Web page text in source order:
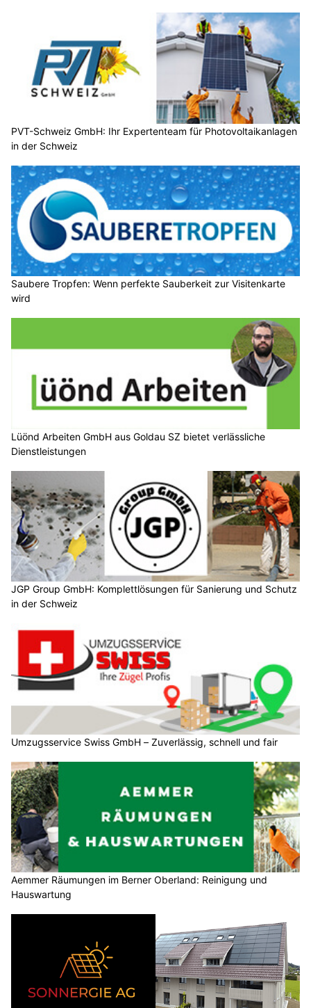
PVT-Schweiz GmbH: Ihr Expertenteam für Photovoltaikanlagen
in der Schweiz
Saubere Tropfen: Wenn perfekte Sauberkeit zur Visitenkarte
wird
Lüönd Arbeiten GmbH aus Goldau SZ bietet verlässliche
Dienstleistungen
JGP Group GmbH: Komplettlösungen für Sanierung und Schutz
in der Schweiz
Umzugsservice Swiss GmbH – Zuverlässig, schnell und fair
Aemmer Räumungen im Berner Oberland: Reinigung und
Hauswartung